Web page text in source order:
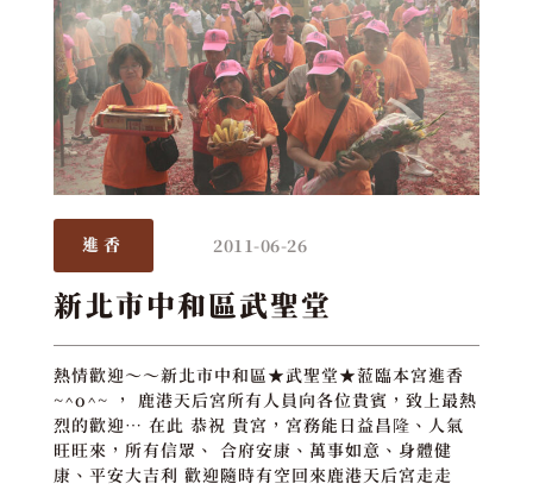
進香 2011-06-26
新北市中和區武聖堂
熱情歡迎～～新北市中和區★武聖堂★蒞臨本宮進香
~^o^~ ， 鹿港天后宮所有人員向各位貴賓，致上最熱
烈的歡迎… 在此 恭祝 貴宮，宮務能日益昌隆、人氣
旺旺來，所有信眾、 合府安康、萬事如意、身體健
康、平安大吉利 歡迎隨時有空回來鹿港天后宮走走